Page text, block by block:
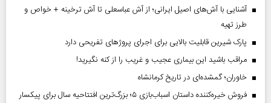
آشنایی با آش‌های اصیل ایرانی؛ از آش عباسعلی تا آش ترخینه + خواص و
طرز تهیه
پارک شیرین قابلیت‌ بالایی برای اجرای پروژهای تفریحی دارد
مراقب باشید این بیماری عجیب و غریب را از کنه نگیرید!
خاوران؛ گمشده‌ای در تاریخ کرمانشاه
فروش خیره‌کننده داستان اسباب‌بازی ۵؛ بزرگ‌ترین افتتاحیه سال برای پیکسار